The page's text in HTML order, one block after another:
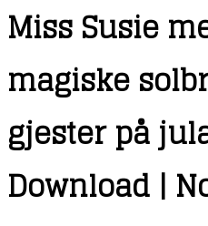
Miss Susie
magiske
gjester på
Download |